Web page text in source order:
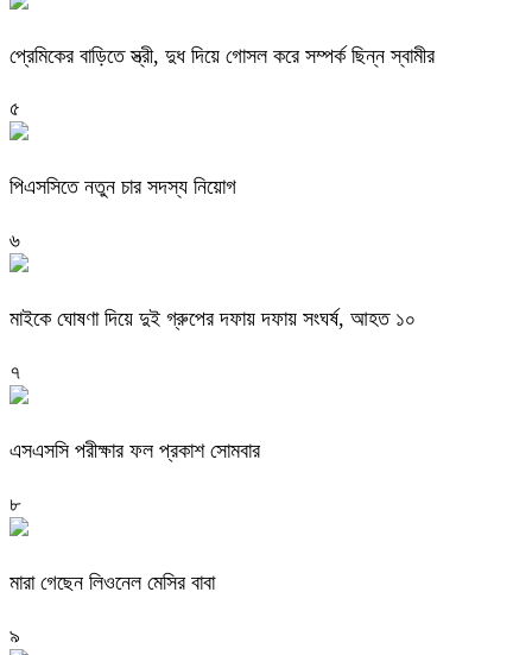
প্রেমিকের বাড়িতে স্ত্রী, দুধ দিয়ে গোসল করে সম্পর্ক ছিন্ন স্বামীর
৫
পিএসসিতে নতুন চার সদস্য নিয়োগ
৬
মাইকে ঘোষণা দিয়ে দুই গ্রুপের দফায় দফায় সংঘর্ষ, আহত ১০
৭
এসএসসি পরীক্ষার ফল প্রকাশ সোমবার
৮
মারা গেছেন লিওনেল মেসির বাবা
৯